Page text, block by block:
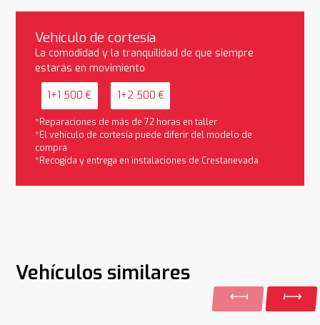
Vehículo de cortesía
La comodidad y la tranquilidad de que siempre
estarás en movimiento
1+1 500 € 1+2 500 €
*Reparaciones de más de 72 horas en taller
*El vehículo de cortesía puede diferir del modelo de
compra
*Recogida y entrega en instalaciones de Crestanevada
Vehículos similares